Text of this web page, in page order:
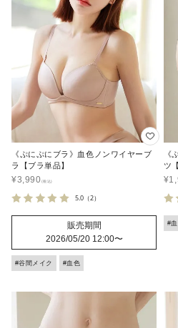
《ぷにぷにブラ》血色ノンワイヤーブ
ラ【ブラ単品】
¥3,990
5.0 （2）
販売期間
2026/05/20 12:00〜
#谷間メイク #血色
《
ツ
¥
#